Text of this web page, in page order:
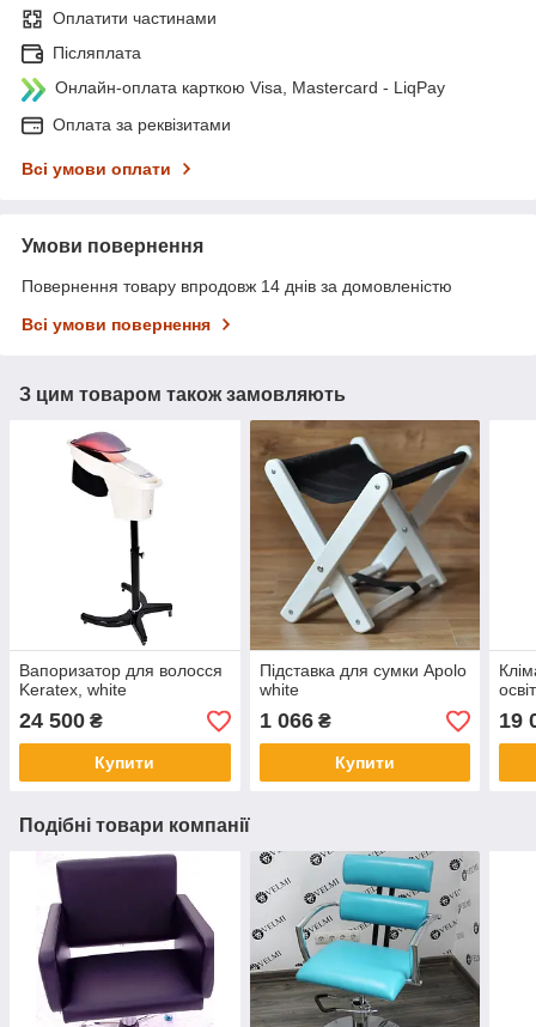
Оплатити частинами
Післяплата
Онлайн-оплата карткою Visa, Mastercard - LiqPay
Оплата за реквізитами
Всі умови оплати
Умови повернення
Повернення товару впродовж 14 днів за домовленістю
Всі умови повернення
З цим товаром також замовляють
Вапоризатор для волосся
Keratex, white
24 500 ₴
Купити
Підставка для сумки Apolo
white
1 066₴
Купити
19
Подібні товари компанії